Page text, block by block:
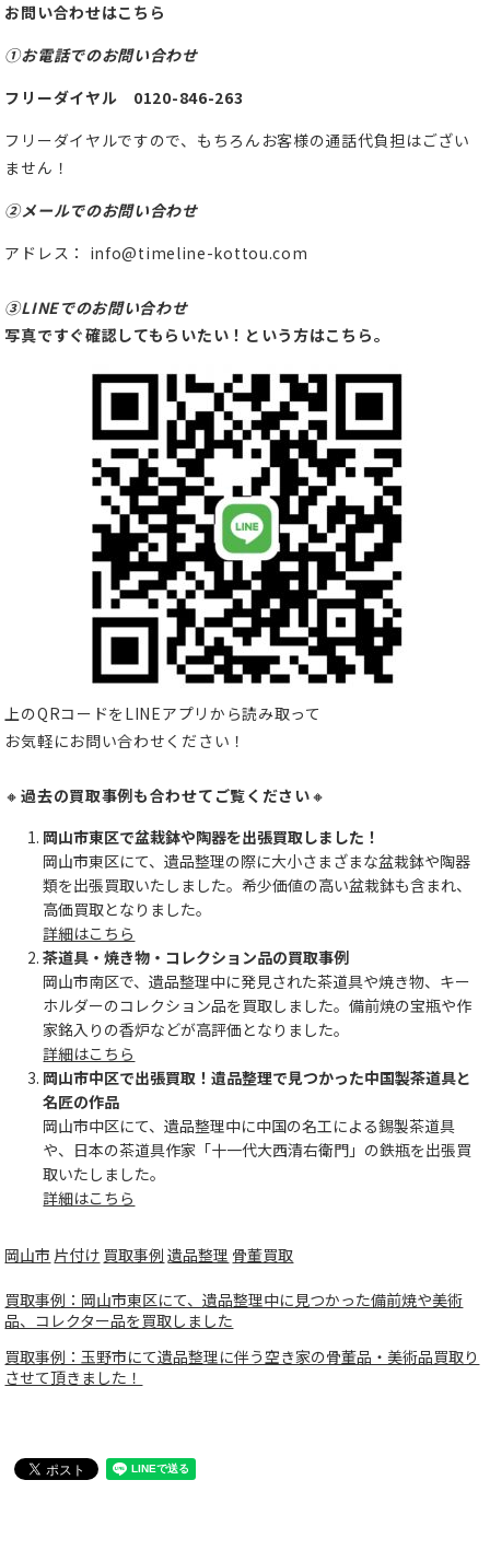
お問い合わせはこちら
①お電話でのお問い合わせ
フリーダイヤル 0120-846-263
フリーダイヤルですので、もちろんお客様の通話代負担はござい
ません！
②メールでのお問い合わせ
アドレス： info@timeline-kottou.com
③LINEでのお問い合わせ
写真ですぐ確認してもらいたい！という方はこちら。
上のQRコードをLINEアプリから読み取って
お気軽にお問い合わせください！
🔸過去の買取事例も合わせてご覧ください🔸
岡山市東区で盆栽鉢や陶器を出張買取しました！
岡山市東区にて、遺品整理の際に大小さまざまな盆栽鉢や陶器
類を出張買取いたしました。希少価値の高い盆栽鉢も含まれ、
高価買取となりました。
詳細はこちら
茶道具・焼き物・コレクション品の買取事例
岡山市南区で、遺品整理中に発見された茶道具や焼き物、キー
ホルダーのコレクション品を買取しました。備前焼の宝瓶や作
家銘入りの香炉などが高評価となりました。
詳細はこちら
岡山市中区で出張買取！遺品整理で見つかった中国製茶道具と
名匠の作品
岡山市中区にて、遺品整理中に中国の名工による錫製茶道具
や、日本の茶道具作家「十一代大西清右衛門」の鉄瓶を出張買
取いたしました。
詳細はこちら
岡山市 片付け 買取事例 遺品整理 骨董買取
買取事例：岡山市東区にて、遺品整理中に見つかった備前焼や美術
品、コレクター品を買取しました
買取事例：玉野市にて遺品整理に伴う空き家の骨董品・美術品買取り
させて頂きました！